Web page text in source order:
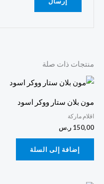
منتجات ذات صلة
مون بلان ستار ووكر اسود
اقلام ماركة
150,00 ر.س
إضافة إلى السلة